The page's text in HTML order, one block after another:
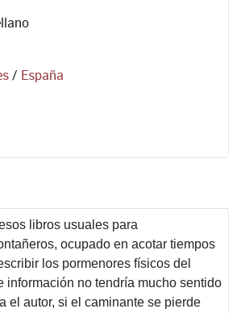
/ España
libros usuales para
ocupado en acotar tiempos
los pormenores físicos del
información no tendría mucho sentido
el autor, si el caminante se pierde